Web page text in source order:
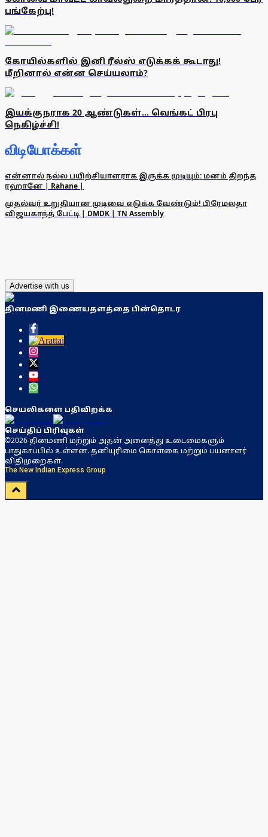
பங்கேற்பு!
கோயில்களில் இனி ரீல்ஸ் எடுக்கக் கூடாது!
மீறினால் என்ன செய்யலாம்?
இயக்குநராக 20 ஆண்டுகள்... வெங்கட் பிரபு
நெகிழ்ச்சி!
விடியோக்கள்
என்னால் நல்ல பயிற்சியாளராக இருக்க முடியும்: மனம் திறந்த
ரஹானே | Rahane |
முதல்வர் உறுதியான முடிவை எடுக்க வேண்டும்! பிரேமலதா
விஜயகாந்த் பேட்டி | DMDK | TN Assembly
Advertise with us
தினமணி இணையதளத்தை பின்தொடர
செயலிகளை பதிவிறக்க
செய்திப் பிரிவுகள்
©2026 தினமணி மற்றும் அதன் அனைத்து உடைமைகளும்
பாதுகாப்பில் உள்ளன. தனியுரிமை கொள்கை மற்றும் பயனாளர்
விதிமுறைகள்.
The New Indian Express Group